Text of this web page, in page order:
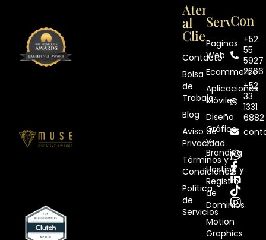
Atención
al
Cliente
Contacto
Bolsa
de
Trabajo
Blog
Aviso de
Privacidad
Términos y
Condiciones
Política
de
Servicios
Servicios
Paginas
Web
Ecommerce
Aplicaciones
Móviles
Diseño
Gráfico
y
Branding
Hosting y
Registro
de
Dominios
Motion
Graphics
+52
55
5927
2266
+52
33
1331
6882